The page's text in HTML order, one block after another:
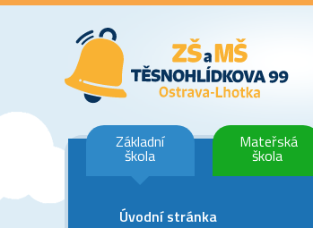
Základní
škola
Mateřská
škola
Úvodní stránka